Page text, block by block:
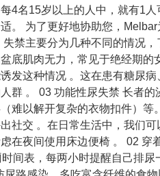
4名15岁以上的人中，就有1
。 为了更好地协助您，
禁主要分为几种不同的情况
底肌肉无力，常见于绝经期
发这种情况 。这在患有糖尿
群 。 03 功能性尿失禁 长者
难以解开复杂的衣物扣件）
社交 。在日常生活中，我们
在夜间使用床边便椅 。 02
间表，每两小时提醒自己排